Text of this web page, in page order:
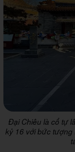
Đại Chiêu là cổ tự
kỷ 16 với bức tượng